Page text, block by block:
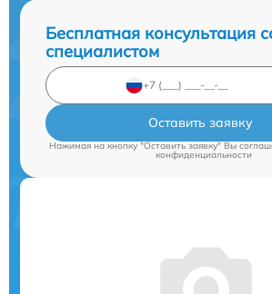
Бесплатная консультация
специалистом
Оставить заявку
Нажимая на кнопку "Оставить заявку" Вы
конфиденциальности